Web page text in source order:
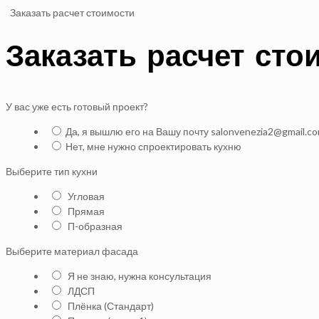
Заказать расчет стоимости
Заказать расчет
У вас уже есть готовый проект?
Да, я вышлю его на Вашу почту
Нет, мне нужно спроектировать кухню
Выберите тип кухни
Угловая
Прямая
П-образная
Выберите материал фасада
Я не знаю, нужна консультация
ЛДСП
Плёнка (Стандарт)